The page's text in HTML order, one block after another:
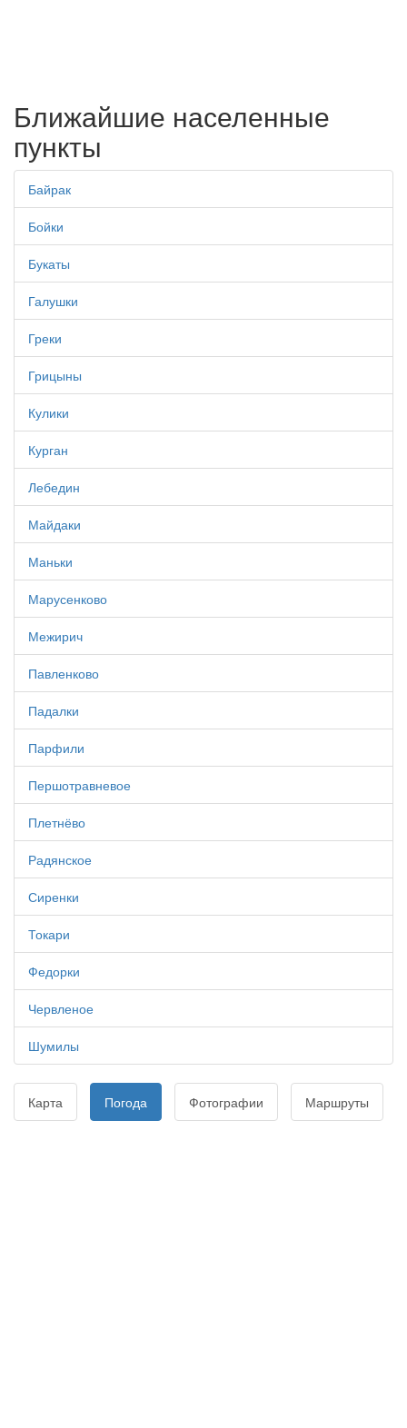
Ближайшие населенные
пункты
Байрак
Бойки
Букаты
Галушки
Греки
Грицыны
Кулики
Курган
Лебедин
Майдаки
Маньки
Марусенково
Межирич
Павленково
Падалки
Парфили
Першотравневое
Плетнёво
Радянское
Сиренки
Токари
Федорки
Червленое
Шумилы
Карта Погода Фотографии Маршруты